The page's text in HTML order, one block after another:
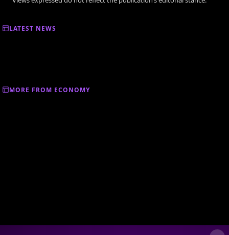
LATEST NEWS
MORE FROM ECONOMY